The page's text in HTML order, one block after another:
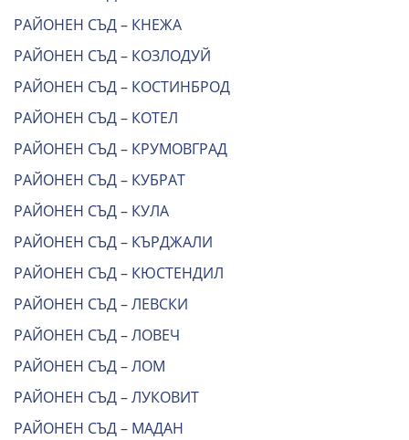
РАЙОНЕН СЪД – КНЕЖА
РАЙОНЕН СЪД – КОЗЛОДУЙ
РАЙОНЕН СЪД – КОСТИНБРОД
РАЙОНЕН СЪД – КОТЕЛ
РАЙОНЕН СЪД – КРУМОВГРАД
РАЙОНЕН СЪД – КУБРАТ
РАЙОНЕН СЪД – КУЛА
РАЙОНЕН СЪД – КЪРДЖАЛИ
РАЙОНЕН СЪД – КЮСТЕНДИЛ
РАЙОНЕН СЪД – ЛЕВСКИ
РАЙОНЕН СЪД – ЛОВЕЧ
РАЙОНЕН СЪД – ЛОМ
РАЙОНЕН СЪД – ЛУКОВИТ
РАЙОНЕН СЪД – МАДАН